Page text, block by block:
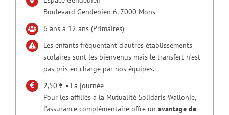
Boulevard Gendebien 6, 7000 Mons
6 ans à 12 ans (Primaires)
Les enfants fréquentant d’autres établissements
scolaires sont les bienvenus mais le transfert n’est
pas pris en charge par nos équipes.
2,50 € • La journée
Pour les affiliés à la Mutualité Solidaris Wallonie,
l’assurance complémentaire offre un avantage de